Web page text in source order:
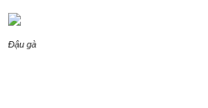
Đậu gà